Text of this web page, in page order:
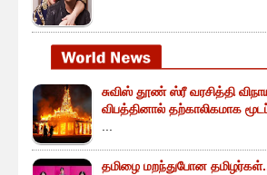
சுவிஸ் தூண் ஸ்ரீ வரசித்தி
விபத்தினால் தற்காலிகமாக
...
தமிழை மறந்துபோன